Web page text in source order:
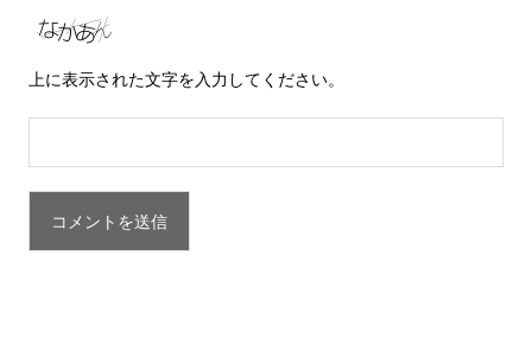
上に表示された文字を入力してください。